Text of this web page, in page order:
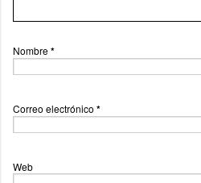
Nombre*
Correo electrónico *
Web